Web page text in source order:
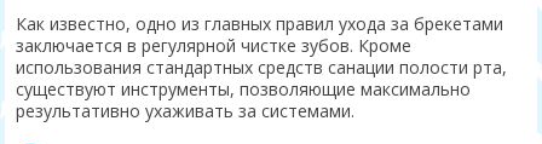
Как известно, одно из главных правил ухода за брекетами
заключается в регулярной чистке зубов. Кроме
использования стандартных средств санации полости рта,
существуют инструменты, позволяющие максимально
результативно ухаживать за системами.